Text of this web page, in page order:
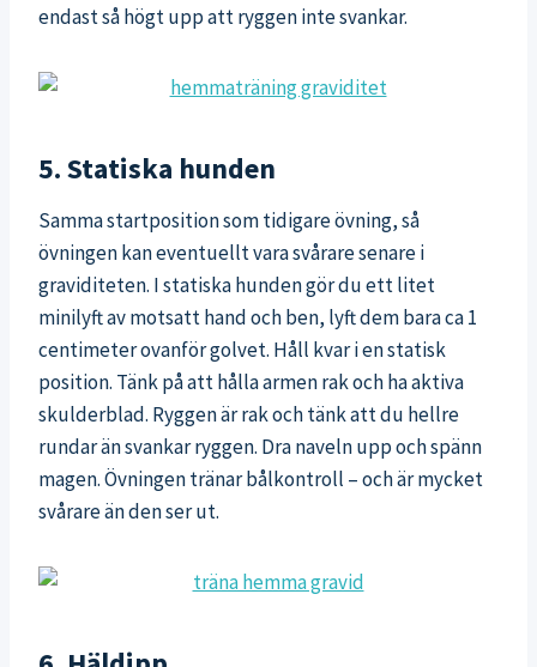
endast så högt upp att ryggen inte svankar.
5. Statiska hunden
Samma startposition som tidigare övning, så
övningen kan eventuellt vara svårare senare i
graviditeten. I statiska hunden gör du ett litet
minilyft av motsatt hand och ben, lyft dem bara ca 1
centimeter ovanför golvet. Håll kvar i en statisk
position. Tänk på att hålla armen rak och ha aktiva
skulderblad. Ryggen är rak och tänk att du hellre
rundar än svankar ryggen. Dra naveln upp och spänn
magen. Övningen tränar bålkontroll – och är mycket
svårare än den ser ut.